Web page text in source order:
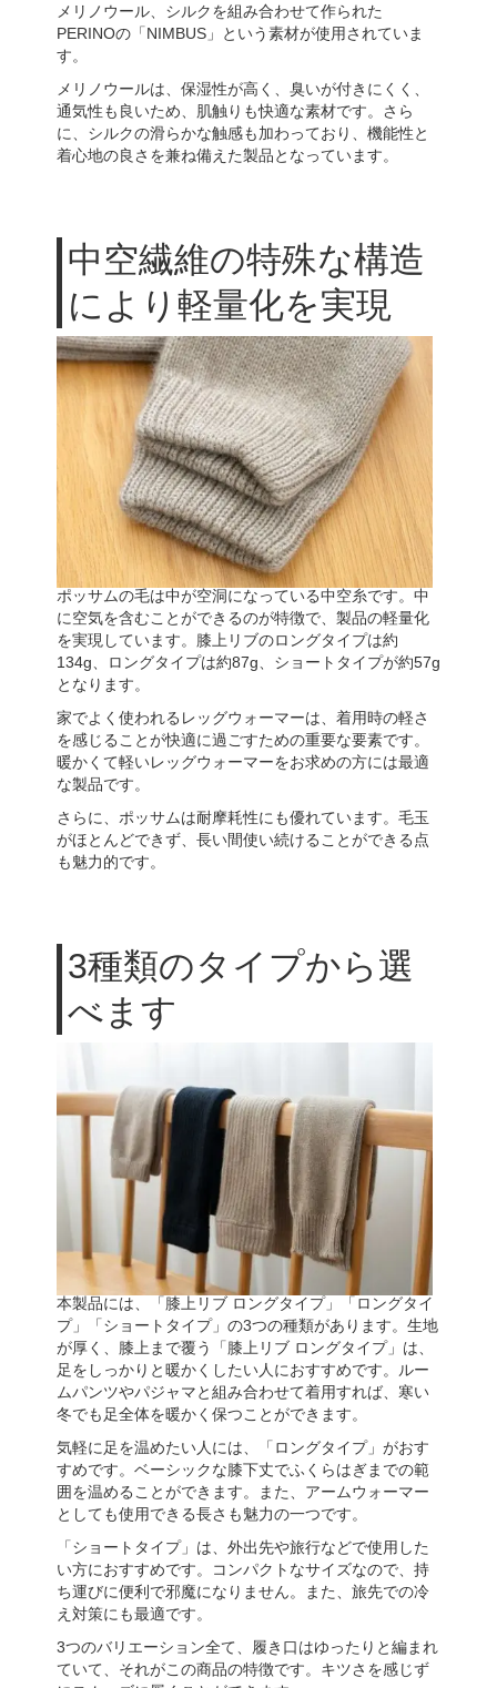
メリノウール、シルクを組み合わせて作られた
PERINOの「NIMBUS」という素材が使用されていま
す。
メリノウールは、保湿性が高く、臭いが付きにくく、
通気性も良いため、肌触りも快適な素材です。さら
に、シルクの滑らかな触感も加わっており、機能性と
着心地の良さを兼ね備えた製品となっています。
中空繊維の特殊な構造
により軽量化を実現
ポッサムの毛は中が空洞になっている中空糸です。中
に空気を含むことができるのが特徴で、製品の軽量化
を実現しています。膝上リブのロングタイプは約
134g、ロングタイプは約87g、ショートタイプが約57g
となります。
家でよく使われるレッグウォーマーは、着用時の軽さ
を感じることが快適に過ごすための重要な要素です。
暖かくて軽いレッグウォーマーをお求めの方には最適
な製品です。
さらに、ポッサムは耐摩耗性にも優れています。毛玉
がほとんどできず、長い間使い続けることができる点
も魅力的です。
3種類のタイプから選
べます
本製品には、「膝上リブ ロングタイプ」「ロングタイ
プ」「ショートタイプ」の3つの種類があります。生地
が厚く、膝上まで覆う「膝上リブ ロングタイプ」は、
足をしっかりと暖かくしたい人におすすめです。ルー
ムパンツやパジャマと組み合わせて着用すれば、寒い
冬でも足全体を暖かく保つことができます。
気軽に足を温めたい人には、「ロングタイプ」がおす
すめです。ベーシックな膝下丈でふくらはぎまでの範
囲を温めることができます。また、アームウォーマー
としても使用できる長さも魅力の一つです。
「ショートタイプ」は、外出先や旅行などで使用した
い方におすすめです。コンパクトなサイズなので、持
ち運びに便利で邪魔になりません。また、旅先での冷
え対策にも最適です。
3つのバリエーション全て、履き口はゆったりと編まれ
ていて、それがこの商品の特徴です。キツさを感じず